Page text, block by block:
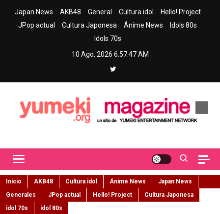
Japan News AKB48 General Cultura idol
Hello! Project
JPop actual
Cultura Japonesa Ánime News
Idols 80s
Idols 70s
10 Ago, 2026 6:57:48 AM
Inicio AKB48 Cultura idol Ánime News
Japan News
Generales
JPop actual Hello! Project
Cultura Japonesa
idol 70s
idol 80s